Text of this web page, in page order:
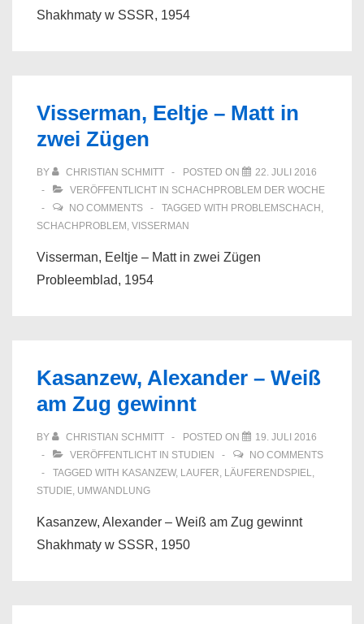
Shakhmaty w SSSR, 1954
Visserman, Eeltje – Matt in
zwei Zügen
BY CHRISTIAN SCHMITT POSTED ON
22. JULI 2016
VERÖFFENTLICHT IN SCHACHPROBLEM DER WOCHE
NO COMMENTS
TAGGED WITH PROBLEMSCHACH ,
SCHACHPROBLEM , VISSERMAN
Visserman, Eeltje – Matt in zwei Zügen
Probleemblad, 1954
Kasanzew, Alexander – Weiß
am Zug gewinnt
BY CHRISTIAN SCHMITT POSTED ON
19. JULI 2016
VERÖFFENTLICHT IN STUDIEN
NO COMMENTS
TAGGED WITH KASANZEW, LAUFER, LÄUFERENDSPIEL,
STUDIE, UMWANDLUNG
Kasanzew, Alexander – Weiß am Zug gewinnt
Shakhmaty w SSSR, 1950